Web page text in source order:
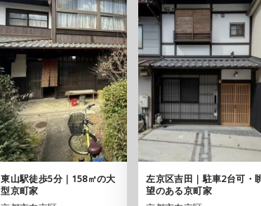
東山駅徒歩5分｜158㎡の大
型京町家
左京区吉田｜駐車2台可・
望のある京町家